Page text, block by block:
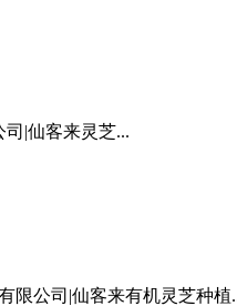
|仙客来灵芝...
限公司|仙客来有机灵芝种植